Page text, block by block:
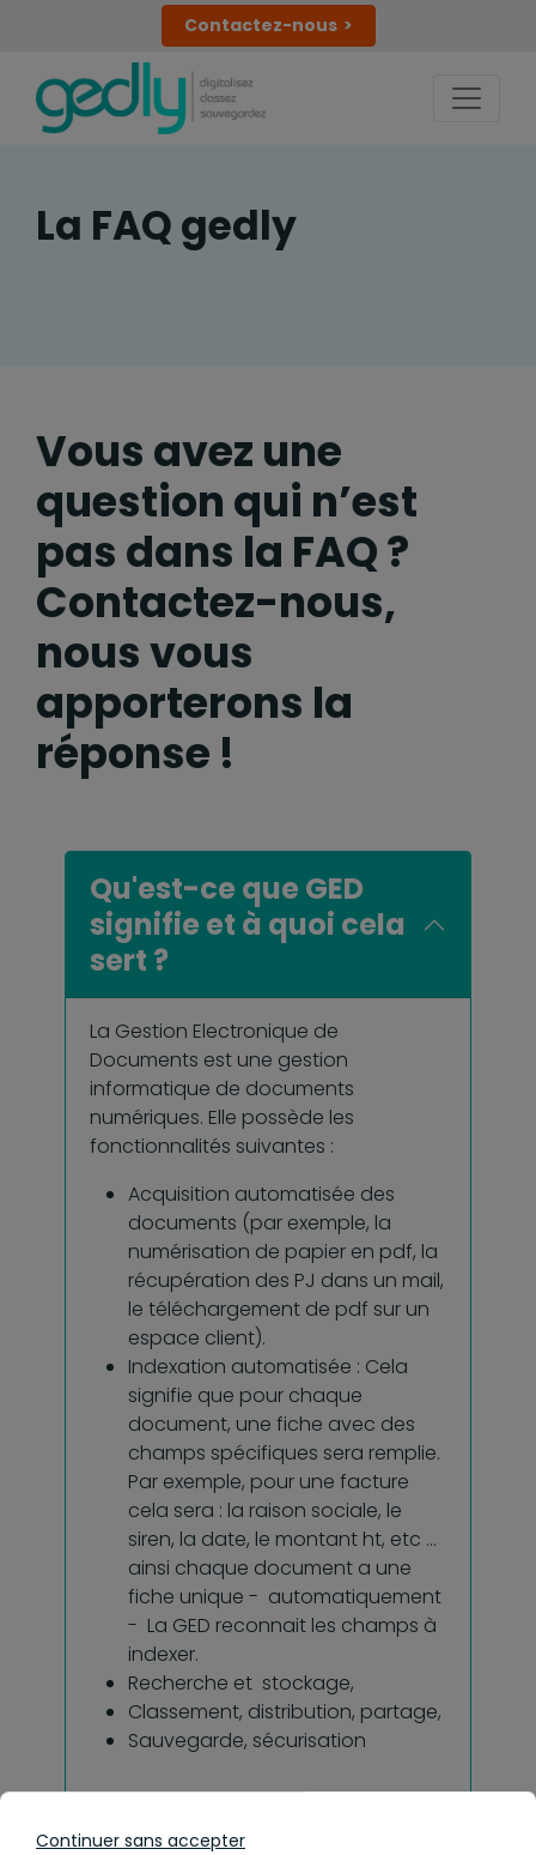
Contactez-nous
La FAQ gedly
Vous avez une
question qui n’est
pas dans la FAQ ?
Contactez-nous,
nous vous
apporterons la
réponse !
Qu'est-ce que GED
signifie et à quoi cela
sert ?
La Gestion Electronique de
Documents est une gestion
informatique de documents
numériques. Elle possède les
fonctionnalités suivantes :
Acquisition automatisée des
documents (par exemple, la
numérisation de papier en pdf, la
récupération des PJ dans un mail,
le téléchargement de pdf sur un
espace client).
Indexation automatisée : Cela
signifie que pour chaque
document, une fiche avec des
champs spécifiques sera remplie.
Par exemple, pour une facture
cela sera : la raison sociale, le
siren, la date, le montant ht, etc …
ainsi chaque document a une
fiche unique - automatiquement
- La GED reconnait les champs à
indexer.
Recherche et stockage,
Classement, distribution, partage,
Sauvegarde, sécurisation
Continuer sans accepter